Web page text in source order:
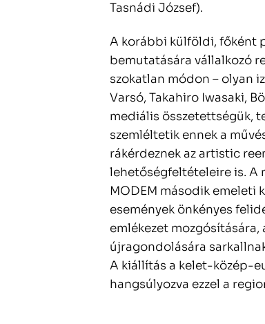
Tasnádi József).
A korábbi külföldi, főként
bemutatására vállalkozó
szokatlan módon – olyan
Varsó, Takahiro Iwasaki,
mediális összetettségük,
szemléltetik ennek a
rákérdeznek az artistic
lehetőségfeltételeire is. A
MODEM második
események önkényes
emlékezet
újragondolására
A kiállítás a kelet-közép-
hangsúlyozva ezzel a